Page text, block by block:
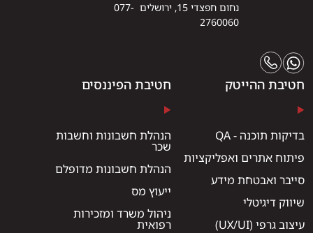
נחום חפצדי 15, ירושלים 077-
2760060
חטיבת ההייטק
בדיקות תוכנה - QA
פיתוח אתרים ואפליקציות
סייבר ואבטחת מידע
שיווק דיגיטלי
עיצוב גרפי (UX/UI)
חטיבת הפיננסים
הנהלת חשבונות וחשבות
שכר
הנהלת חשבונות מדופלם
ייעוץ מס
ניהול משרד ומזכירות
רפואית